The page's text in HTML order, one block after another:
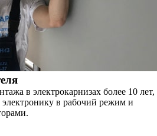
в электрокарнизах более 10 лет,
в рабочий режим и